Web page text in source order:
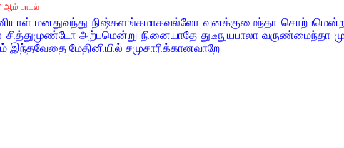
ஆம் பாடல்
மனதுவந்து நிஷ்களங்கமாகவல்லோ வுனக்குமைந்தா சொற்பமென்ற
அற்பமென்று நினையாதே துடீநுயபாலா வருண்மைந்தா
மேதினியில் சமுசாரிக்கானவாறே